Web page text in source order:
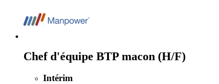
Chef d'équipe BTP macon (H/F)
Intérim